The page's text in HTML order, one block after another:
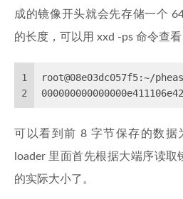
成的镜像开头就会先存储一个
的长度，可以用 xxd -ps 命令查看
1
2
root@08e03dc057f5:~/
可以看到前 8 字节保存的数据
loader 里面首先根据大端序读
的实际大小了。